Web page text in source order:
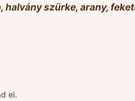
szürke, arany,
el.